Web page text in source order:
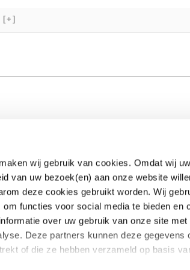
wij gebruik van cookies. Omdat wij
van uw bezoek(en) aan onze website
deze cookies gebruikt worden. Wij
functies voor social media te bieden en
over uw gebruik van onze site met
Deze partners kunnen deze gegevens
of die ze hebben verzameld op basis
[+]
EUclaim
Samenwerken
Nieuws